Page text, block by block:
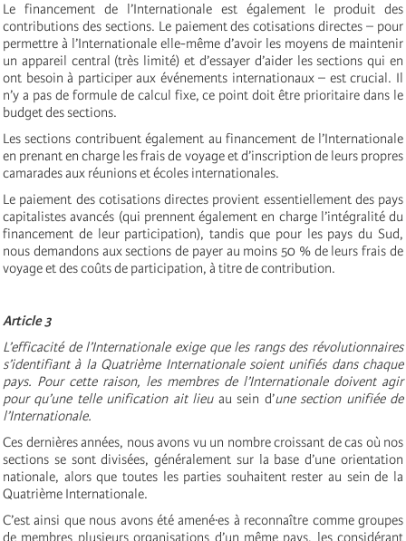
Le financement de l’Internationale est également le produit des
contributions des sections. Le paiement des cotisations directes – pour
permettre à l’Internationale elle-même d’avoir les moyens de maintenir
un appareil central (très limité) et d’essayer d’aider les sections qui en
ont besoin à participer aux événements internationaux – est crucial. Il
n’y a pas de formule de calcul fixe, ce point doit être prioritaire dans le
budget des sections.
Les sections contribuent également au financement de l’Internationale
en prenant en charge les frais de voyage et d’inscription de leurs propres
camarades aux réunions et écoles internationales.
Le paiement des cotisations directes provient essentiellement des pays
capitalistes avancés (qui prennent également en charge l’intégralité du
financement de leur participation), tandis que pour les pays du Sud,
nous demandons aux sections de payer au moins 50 % de leurs frais de
voyage et des coûts de participation, à titre de contribution.
Article 3
L’efficacité de l’Internationale exige que les rangs des révolutionnaires
s’identifiant à la Quatrième Internationale soient unifiés dans chaque
pays. Pour cette raison, les membres de l’Internationale doivent agir
pour qu’une telle unification ait lieu au sein d’une section unifiée de
l’Internationale.
Ces dernières années, nous avons vu un nombre croissant de cas où nos
sections se sont divisées, généralement sur la base d’une orientation
nationale, alors que toutes les parties souhaitent rester au sein de la
Quatrième Internationale.
C’est ainsi que nous avons été amené·es à reconnaître comme groupes
de membres plusieurs organisations d’un même pays, les considérant